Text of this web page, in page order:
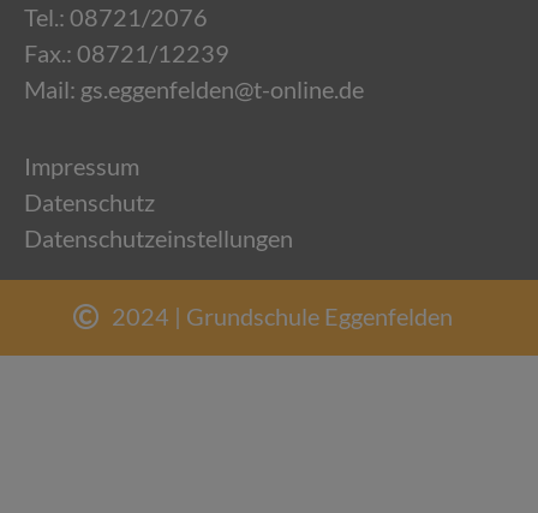
Tel.: 08721/2076
Fax.: 08721/12239
Mail: gs.eggenfelden@t-online.de
Impressum
Datenschutz
Datenschutzeinstellungen
2024 | Grundschule Eggenfelden